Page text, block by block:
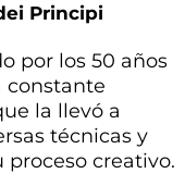
Principi
por los 50 años
constante
la llevó a
técnicas y
proceso creativo.